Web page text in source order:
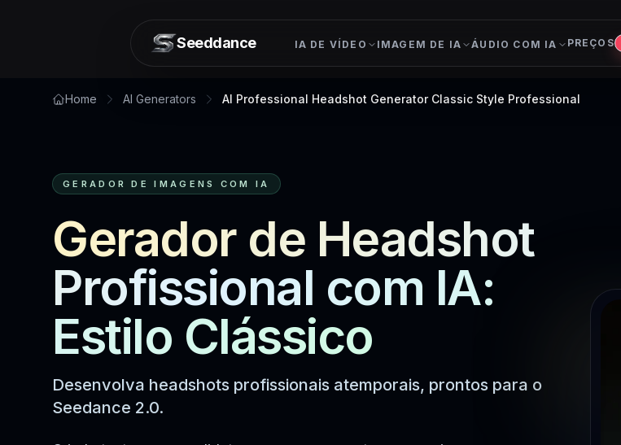
Seeddance IA DE VÍDEO IMAGEM DE IA ÁUDIO COM IA PREÇOS
Home AI Generators AI Professional Headshot Generator Classic Style Professional
GERADOR DE IMAGENS COM IA
Gerador de Headshot
Profissional com IA:
Estilo Clássico
Desenvolva headshots profissionais atemporais, prontos para o
Seedance 2.0.